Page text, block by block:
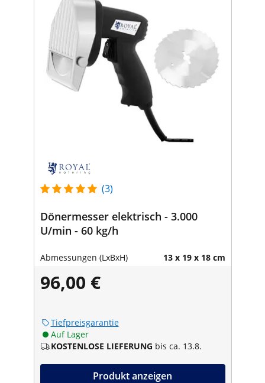
(3)
Dönermesser elektrisch - 3.000
U/min - 60 kg/h
Abmessungen (LxBxH) 13 x 19 x 18 cm
96,00 €
Tiefpreisgarantie
Auf Lager
KOSTENLOSE LIEFERUNG bis ca. 13.8.
Produkt anzeigen